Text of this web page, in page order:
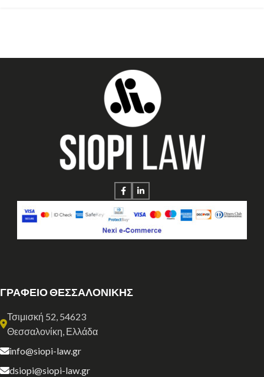
ΓΡΑΦΕΙΟ ΘΕΣΣΑΛΟΝΙΚΗΣ
Τσιμισκή 52, 54623
Θεσσαλονίκη, Ελλάδα
info@siopi-law.gr
dsiopi@siopi-law.gr